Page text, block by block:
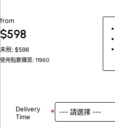
from
$598
未稅: $598
使用點數購買: 11960
Delivery
Time